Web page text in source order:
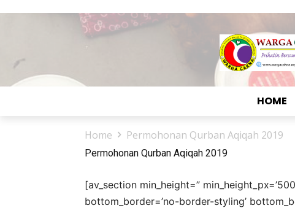
HOME
Home Permohonan Qurban Aqiqah 2019
Permohonan Qurban Aqiqah 2019
[av_section min_height=”
bottom_border=’no-border-styling’